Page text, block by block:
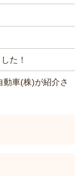
た！
車(株)が紹介さ